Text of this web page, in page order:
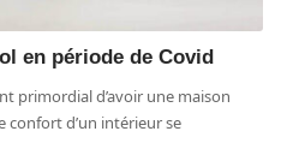
en période de Covid
primordial d’avoir une maison
confort d’un intérieur se